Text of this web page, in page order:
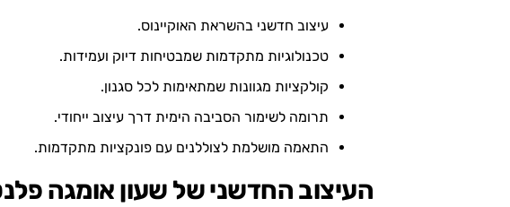
עיצוב חדשני בהשראת האוקיינוס.
טכנולוגיות מתקדמות שמבטיחות דיוק ועמידות.
קולקציות מגוונות שמתאימות לכל סגנון.
תרומה לשימור הסביבה הימית דרך עיצוב ייחודי.
התאמה מושלמת לצוללנים עם פונקציות מתקדמות.
העיצוב החדשני של שעון אומגה